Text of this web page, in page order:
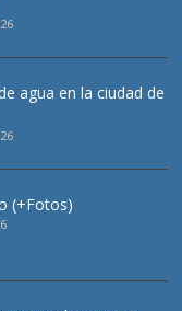
agua en la ciudad de
(+Fotos)